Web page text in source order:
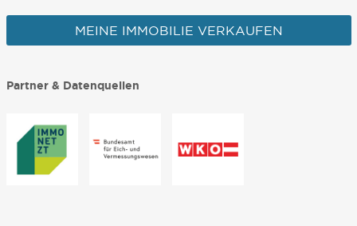
MEINE IMMOBILIE VERKAUFEN
Partner & Datenquellen